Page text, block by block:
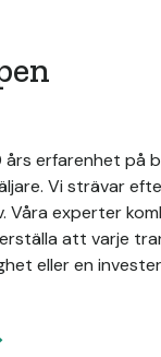
års erfarenhet på
Vi strävar
Våra experter
att varje
eller en